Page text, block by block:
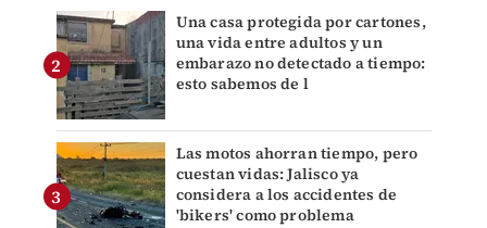
Una casa protegida por cartones,
una vida entre adultos y un
embarazo no detectado a tiempo:
esto sabemos de l
Las motos ahorran tiempo, pero
cuestan vidas: Jalisco ya
considera a los accidentes de
'bikers' como problema